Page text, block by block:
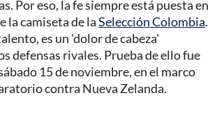
Por eso, la fe siempre está puesta en
la camiseta de laSelección Colombia.
es un 'dolor de cabeza'
defensas rivales. Prueba de ello fue
15 de noviembre, en el marco
contra Nueva Zelanda.